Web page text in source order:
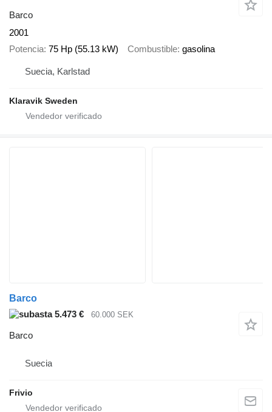
Barco
2001
Potencia 75 Hp (55.13 kW) Combustible gasolina
Suecia, Karlstad
Klaravik Sweden
Barco
5.473 €
60.000 SEK
Barco
Suecia
Frivio